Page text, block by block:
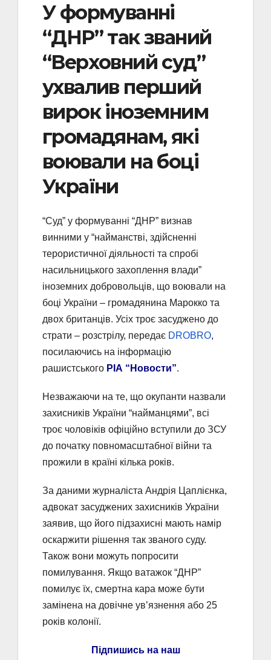
У формуванні
“ДНР” так званий
“Верховний суд”
ухвалив перший
вирок іноземним
громадянам, які
воювали на боці
України
“Суд” у формуванні “ДНР” визнав
винними у “найманстві, здійсненні
терористичної діяльності та спробі
насильницького захоплення влади”
іноземних добровольців, що воювали на
боці України – громадянина Марокко та
двох британців. Усіх троє засуджено до
страти – розстрілу, передає DROBRO,
посилаючись на інформацію
рашистського РІА “Новости”.
Незважаючи на те, що окупанти назвали
захисників України “найманцями”, всі
троє чоловіків офіційно вступили до ЗСУ
до початку повномасштабної війни та
прожили в країні кілька років.
За даними журналіста Андрія Цаплієнка,
адвокат засуджених захисників України
заявив, що його підзахисні мають намір
оскаржити рішення так званого суду.
Також вони можуть попросити
помилування. Якщо ватажок “ДНР”
помилує їх, смертна кара може бути
замінена на довічне ув’язнення або 25
років колонії.
Підпишись на наш